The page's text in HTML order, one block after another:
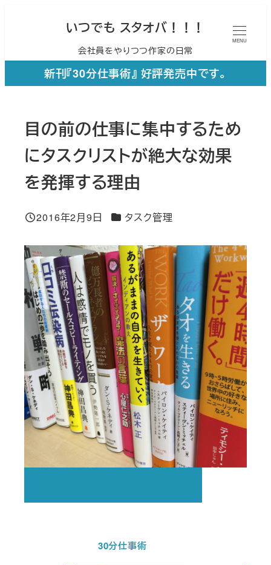
ン
いつでも スタオバ！！！
会社員をやりつつ作家の日常
MENU
新刊『30分仕事術』 好評発売中です。
目の前の仕事に集中するため
にタスクリストが絶大な効果
を発揮する理由
投稿日
2016年2月9日 カテゴリー
タスク管理
30分仕事術